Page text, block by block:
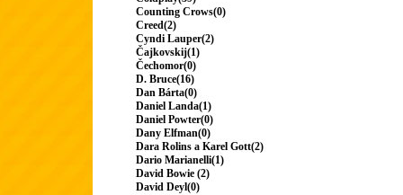
Counting Crows(0)
Creed(2)
Cyndi Lauper(2)
Čajkovskij(1)
Čechomor(0)
D. Bruce(16)
Dan Bárta(0)
Daniel Landa(1)
Daniel Powter(0)
Dany Elfman(0)
Dara Rolins a Karel Gott(2)
Dario Marianelli(1)
David Bowie (2)
David Deyl(0)